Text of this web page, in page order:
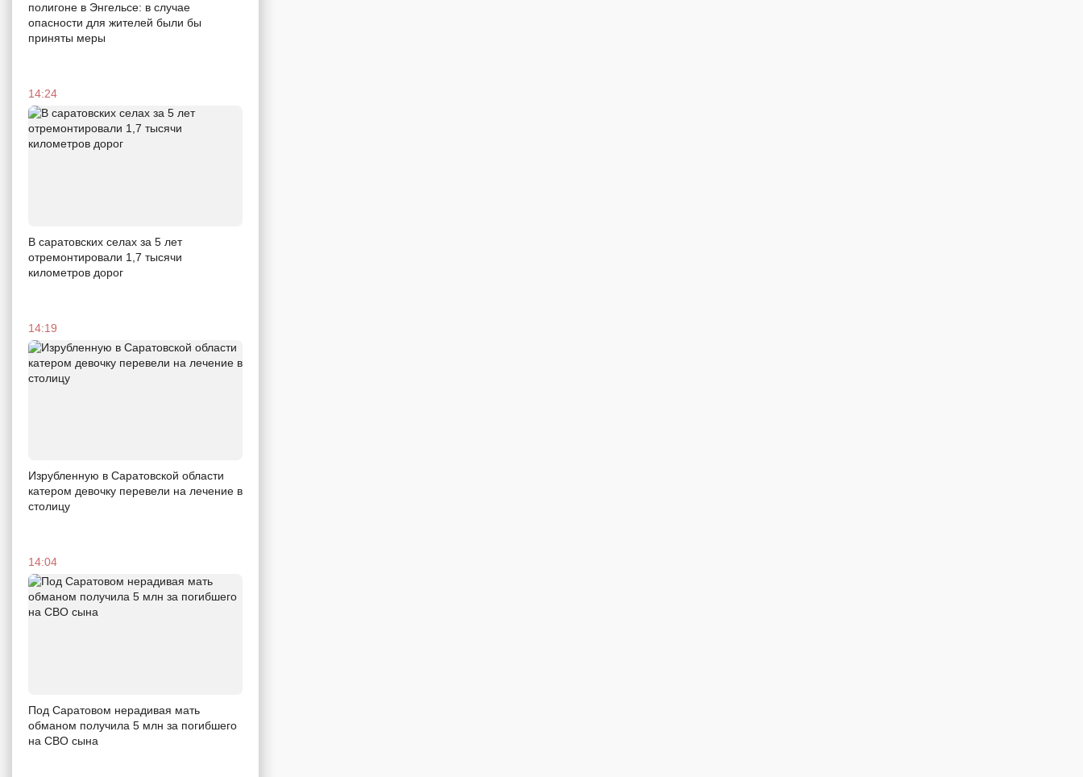
полигоне в Энгельсе: в случае
опасности для жителей были бы
приняты меры
14:24
В саратовских селах за 5 лет
отремонтировали 1,7 тысячи
километров дорог
14:19
Изрубленную в Саратовской области
катером девочку перевели на лечение в
столицу
14:04
Под Саратовом нерадивая мать
обманом получила 5 млн за погибшего
на СВО сына